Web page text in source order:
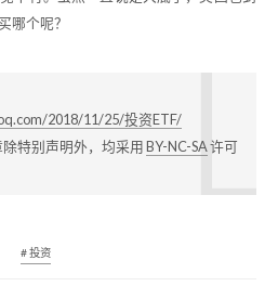
哪个呢？
2018/11/25/投资ETF/
特别声明外，均采用BY-NC-SA许可
# 投资